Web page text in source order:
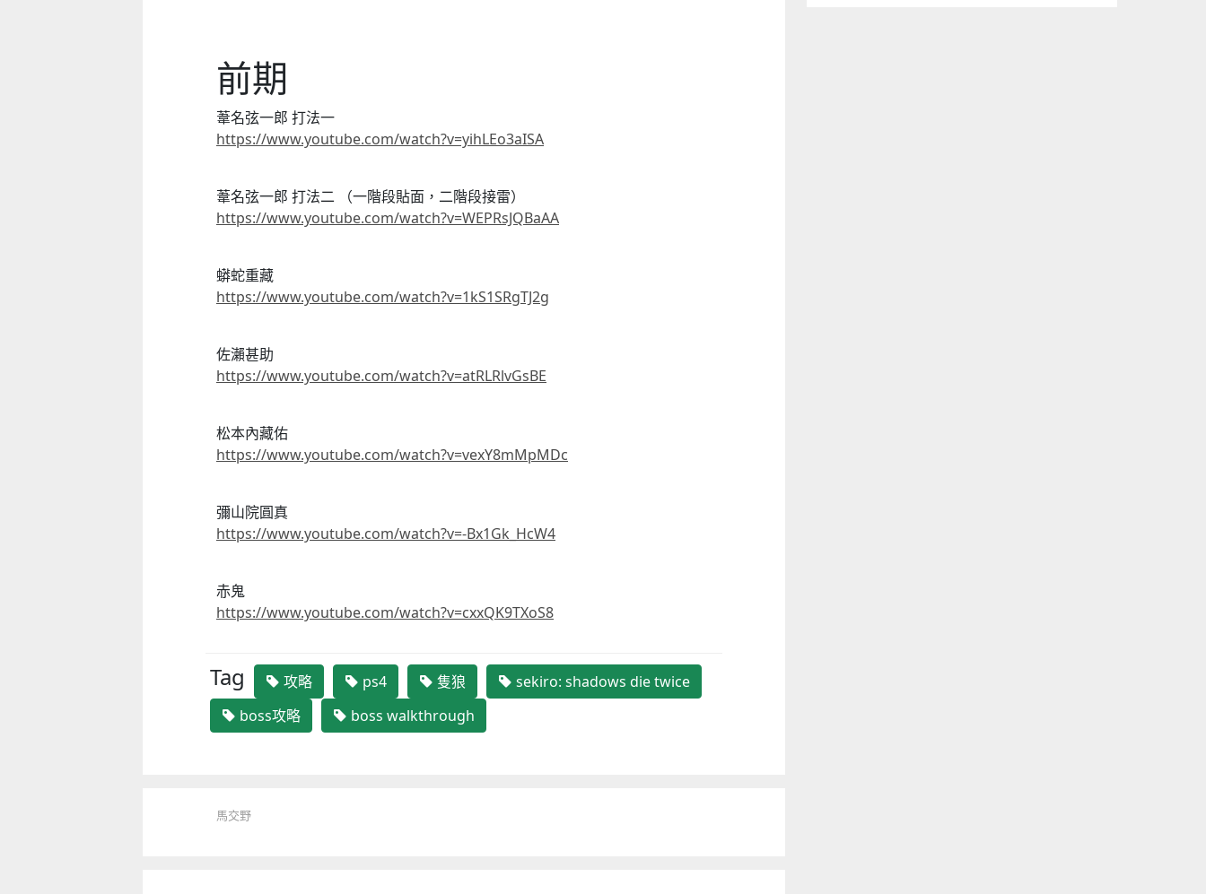
前期
葦名弦一郎 打法一
https://www.youtube.com/watch?v=yihLEo3aISA
葦名弦一郎 打法二 （一階段貼面，二階段接雷）
https://www.youtube.com/watch?v=WEPRsJQBaAA
蟒蛇重藏
https://www.youtube.com/watch?v=1kS1SRgTJ2g
佐瀨甚助
https://www.youtube.com/watch?v=atRLRlvGsBE
松本內藏佑
https://www.youtube.com/watch?v=vexY8mMpMDc
彌山院圓真
https://www.youtube.com/watch?v=-Bx1Gk_HcW4
赤鬼
https://www.youtube.com/watch?v=cxxQK9TXoS8
Tag 攻略 ps4 隻狼
sekiro: shadows die twice
boss攻略
boss walkthrough
馬交野